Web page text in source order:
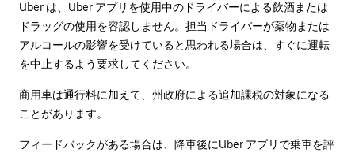
Uber は、Uber アプリを使用中のドライバーによる飲酒または
ドラッグの使用を容認しません。担当ドライバーが薬物または
アルコールの影響を受けていると思われる場合は、すぐに運転
を中止するよう要求してください。
商用車は通行料に加えて、州政府による追加課税の対象になる
ことがあります。
フィードバックがある場合は、降車後に⁠Uber アプリで乗車を評